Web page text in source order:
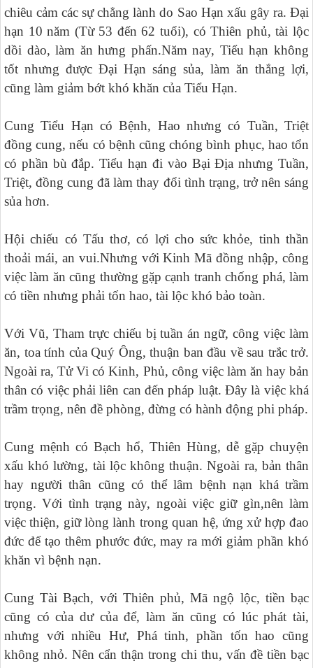
chiêu cảm các sự chẳng lành do Sao Hạn xấu gây ra. Đại
hạn 10 năm (Từ 53 đến 62 tuổi), có Thiên phủ, tài lộc
dồi dào, làm ăn hưng phấn.Năm nay, Tiểu hạn không
tốt nhưng được Đại Hạn sáng sủa, làm ăn thắng lợi,
cũng làm giảm bớt khó khăn của Tiểu Hạn.
Cung Tiểu Hạn có Bệnh, Hao nhưng có Tuần, Triệt
đồng cung, nếu có bệnh cũng chóng bình phục, hao tổn
có phần bù đắp. Tiểu hạn đi vào Bại Địa nhưng Tuần,
Triệt, đồng cung đã làm thay đổi tình trạng, trở nên sáng
sủa hơn.
Hội chiếu có Tấu thơ, có lợi cho sức khỏe, tinh thần
thoải mái, an vui.Nhưng với Kinh Mã đồng nhập, công
việc làm ăn cũng thường gặp cạnh tranh chống phá, làm
có tiền nhưng phải tốn hao, tài lộc khó bảo toàn.
Với Vũ, Tham trực chiếu bị tuần án ngữ, công việc làm
ăn, toa tính của Quý Ông, thuận ban đầu về sau trắc trở.
Ngoài ra, Tử Vi có Kinh, Phủ, công việc làm ăn hay bản
thân có việc phải liên can đến pháp luật. Đây là việc khá
trầm trọng, nên đề phòng, đừng có hành động phi pháp.
Cung mệnh có Bạch hổ, Thiên Hùng, dễ gặp chuyện
xấu khó lường, tài lộc không thuận. Ngoài ra, bản thân
hay người thân cũng có thể lâm bệnh nạn khá trầm
trọng. Với tình trạng này, ngoài việc giữ gìn,nên làm
việc thiện, giữ lòng lành trong quan hệ, ứng xử hợp đao
đức để tạo thêm phước đức, may ra mới giảm phần khó
khăn vì bệnh nạn.
Cung Tài Bạch, với Thiên phủ, Mã ngộ lộc, tiền bạc
cũng có của dư của để, làm ăn cũng có lúc phát tài,
nhưng với nhiều Hư, Phá tinh, phần tốn hao cũng
không nhỏ. Nên cẩn thận trong chi thu, vấn đề tiền bạc